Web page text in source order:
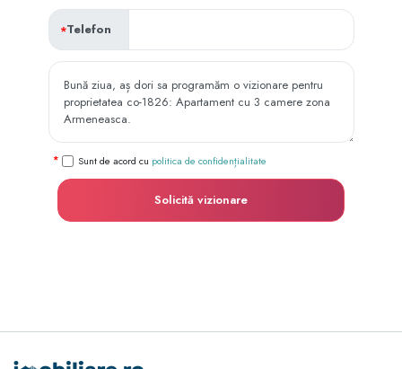
Telefon
Sunt de acord cu politica de confidențialitate
Solicită vizionare